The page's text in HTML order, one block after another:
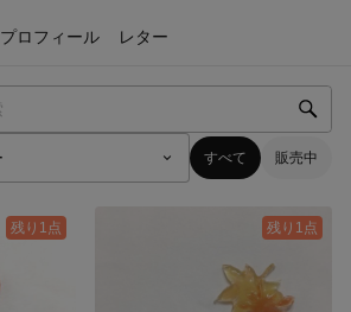
プロフィール レター
すべて 販売中
残り1点 残り1点